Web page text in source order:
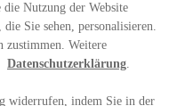
Nutzung der Website
Sie sehen, personalisieren.
zustimmen. Weitere
Datenschutzerklärung.
widerrufen, indem Sie in der